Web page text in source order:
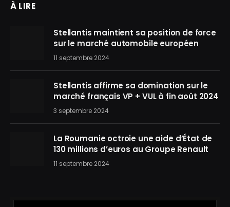
À LIRE
Stellantis maintient sa position de force
sur le marché automobile européen
11 septembre 2024
Stellantis affirme sa domination sur le
marché français VP + VUL à fin août 2024
3 septembre 2024
La Roumanie octroie une aide d’État de
130 millions d’euros au Groupe Renault
11 septembre 2024